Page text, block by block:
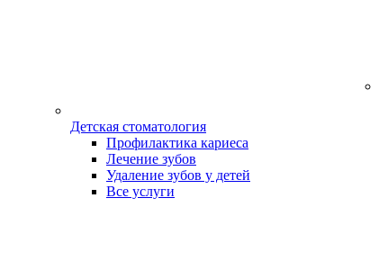
Детская стоматология
Профилактика кариеса
Лечение зубов
Удаление зубов у детей
Все услуги